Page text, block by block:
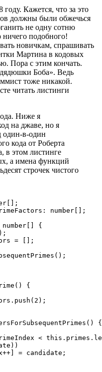
Кажется, что за это
должны были обжечься
не одну сотню
подобного!
новичкам, спрашивать
Мартина в кодовых
Пора с этим кончать.
Боба». Ведь
тоже никакой.
читать листинги
Ниже я
на джаве, но я
один‑в-один
кода от Роберта
в этом листинге
а имена функций
строчек чистого
number[];
{
= [];
{
{
<
= candidate;